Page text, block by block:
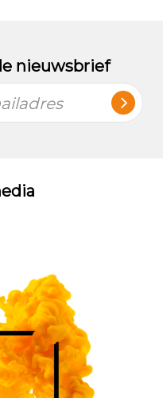
nieuwsbrief